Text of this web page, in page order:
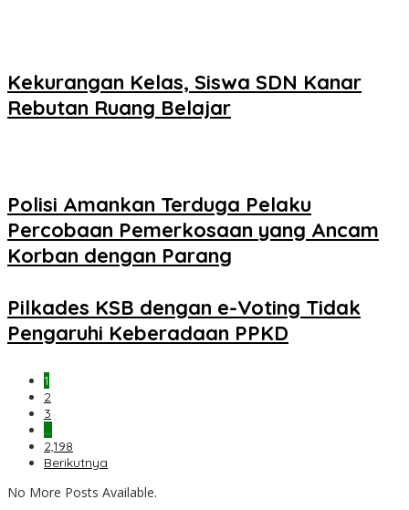
Kekurangan Kelas, Siswa SDN Kanar
Rebutan Ruang Belajar
Polisi Amankan Terduga Pelaku
Percobaan Pemerkosaan yang Ancam
Korban dengan Parang
Pilkades KSB dengan e-Voting Tidak
Pengaruhi Keberadaan PPKD
1
2
3
…
2,198
Berikutnya
No More Posts Available.